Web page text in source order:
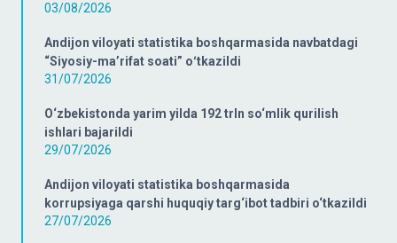
03/08/2026
Andijon viloyati statistika boshqarmasida navbatdagi
“Siyosiy-ma’rifat soati” oʻtkazildi
31/07/2026
O‘zbekistonda yarim yilda 192 trln so‘mlik qurilish
ishlari bajarildi
29/07/2026
Andijon viloyati statistika boshqarmasida
korrupsiyaga qarshi huquqiy targ‘ibot tadbiri o‘tkazildi
27/07/2026